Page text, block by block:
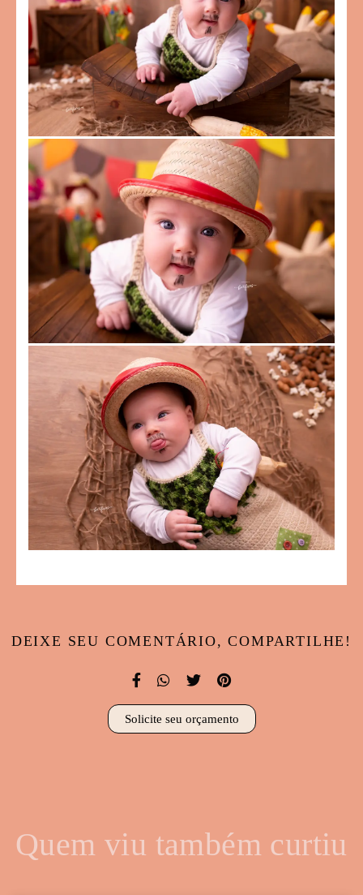
DEIXE SEU COMENTÁRIO, COMPARTILHE!
Solicite seu orçamento
Quem viu também curtiu